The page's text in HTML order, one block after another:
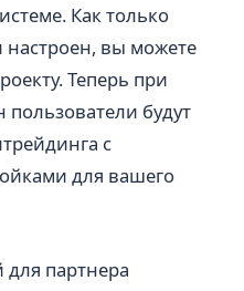
Как только
настроен, вы можете
Теперь при
будут
с
для вашего
для партнера